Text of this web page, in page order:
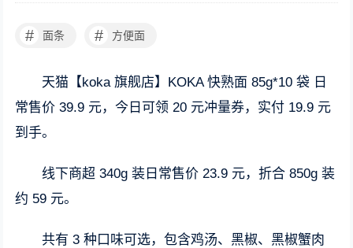
# 面条 # 方便面
天猫【koka 旗舰店】KOKA 快熟面 85g*10 袋 日
常售价 39.9 元，今日可领 20 元冲量券，实付 19.9 元
到手。
线下商超 340g 装日常售价 23.9 元，折合 850g 装
约 59 元。
共有 3 种口味可选，包含鸡汤、黑椒、黑椒蟹肉